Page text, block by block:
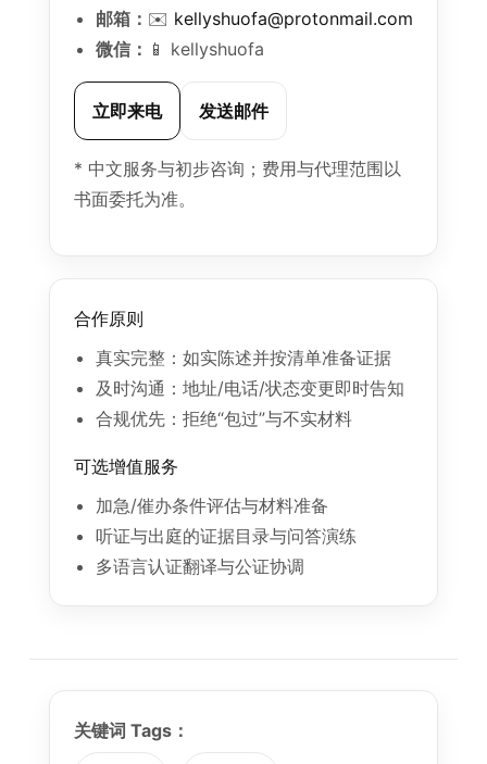
邮箱： ✉️ kellyshuofa@protonmail.com
微信： 📱 kellyshuofa
立即来电 发送邮件
* 中文服务与初步咨询；费用与代理范围以
书面委托为准。
合作原则
真实完整：如实陈述并按清单准备证据
及时沟通：地址/电话/状态变更即时告知
合规优先：拒绝“包过”与不实材料
可选增值服务
加急/催办条件评估与材料准备
听证与出庭的证据目录与问答演练
多语言认证翻译与公证协调
关键词 Tags：